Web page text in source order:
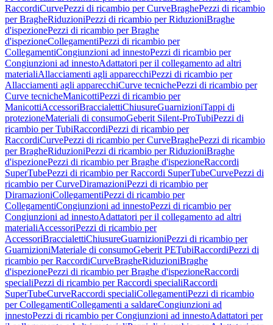
RaccordiCurvePezzi di ricambio per CurveBraghePezzi di ricambio
per BragheRiduzioniPezzi di ricambio per RiduzioniBraghe
d'ispezionePezzi di ricambio per Braghe
d'ispezioneCollegamentiPezzi di ricambio per
CollegamentiCongiunzioni ad innestoPezzi di ricambio per
Congiunzioni ad innestoAdattatori per il collegamento ad altri
materialiAllacciamenti agli apparecchiPezzi di ricambio per
Allacciamenti agli apparecchiCurve tecnichePezzi di ricambio per
Curve tecnicheManicottiPezzi di ricambio per
ManicottiAccessoriBraccialettiChiusureGuarnizioniTappi di
protezioneMateriali di consumoGeberit Silent-ProTubiPezzi di
ricambio per TubiRaccordiPezzi di ricambio per
RaccordiCurvePezzi di ricambio per CurveBraghePezzi di ricambio
per BragheRiduzioniPezzi di ricambio per RiduzioniBraghe
d'ispezionePezzi di ricambio per Braghe d'ispezioneRaccordi
SuperTubePezzi di ricambio per Raccordi SuperTubeCurvePezzi di
ricambio per CurveDiramazioniPezzi di ricambio per
DiramazioniCollegamentiPezzi di ricambio per
CollegamentiCongiunzioni ad innestoPezzi di ricambio per
Congiunzioni ad innestoAdattatori per il collegamento ad altri
materialiAccessoriPezzi di ricambio per
AccessoriBraccialettiChiusureGuarnizioniPezzi di ricambio per
GuarnizioniMateriale di consumoGeberit PETubiRaccordiPezzi di
ricambio per RaccordiCurveBragheRiduzioniBraghe
d'ispezionePezzi di ricambio per Braghe d'ispezioneRaccordi
specialiPezzi di ricambio per Raccordi specialiRaccordi
SuperTubeCurveRaccordi specialiCollegamentiPezzi di ricambio
per CollegamentiCollegamenti a saldareCongiunzioni ad
innestoPezzi di ricambio per Congiunzioni ad innestoAdattatori per